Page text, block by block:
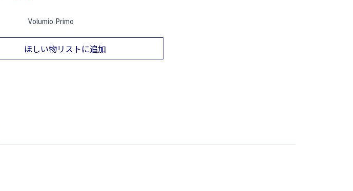
Volumio Primo
ほしい物リストに追加